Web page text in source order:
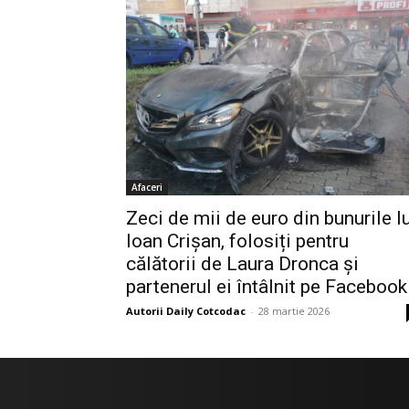
Afaceri
Zeci de mii de euro din bunurile
Ioan Crișan, folosiți pentru
călătorii de Laura Dronca și
partenerul ei întâlnit pe Facebook
Autorii Daily Cotcodac - 28 martie 2026